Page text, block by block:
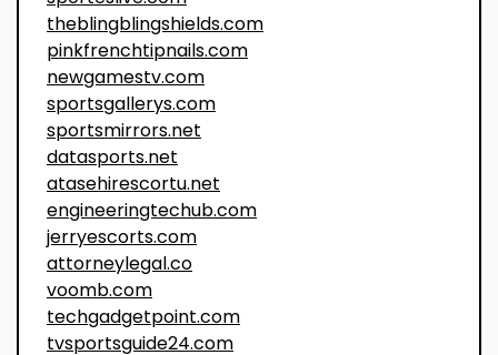
theblingblingshields.com
pinkfrenchtipnails.com
newgamestv.com
sportsgallerys.com
sportsmirrors.net
datasports.net
atasehirescortu.net
engineeringtechub.com
jerryescorts.com
attorneylegal.co
voomb.com
techgadgetpoint.com
tvsportsguide24.com